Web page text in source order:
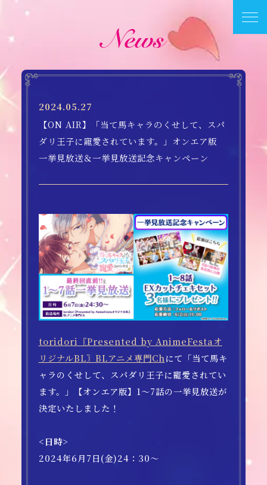
2024.05.27
【ON AIR】「当て馬キャラのくせして、スパ
ダリ王子に寵愛されています。」オンエア版
一挙見放送＆一挙見放送記念キャンペーン
toridori〖Presented by AnimeFestaオ
リジナルBL〗BLアニメ専門Chにて「当て馬キ
ャラのくせして、スパダリ王子に寵愛されてい
ます。」【オンエア版】1～7話の一挙見放送が
決定いたしました！
<日時>
2024年6月7日(金)24：30～